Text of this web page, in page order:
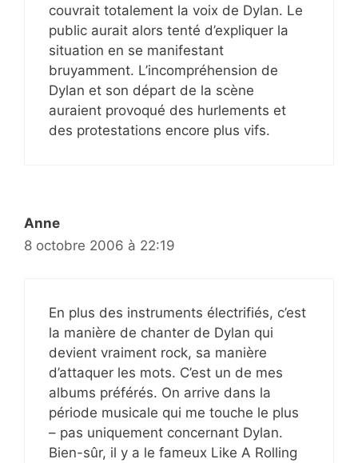
couvrait totalement la voix de Dylan. Le
public aurait alors tenté d’expliquer la
situation en se manifestant
bruyamment. L’incompréhension de
Dylan et son départ de la scène
auraient provoqué des hurlements et
des protestations encore plus vifs.
Anne
8 octobre 2006 à 22:19
En plus des instruments électrifiés, c’est
la manière de chanter de Dylan qui
devient vraiment rock, sa manière
d’attaquer les mots. C’est un de mes
albums préférés. On arrive dans la
période musicale qui me touche le plus
– pas uniquement concernant Dylan.
Bien-sûr, il y a le fameux Like A Rolling